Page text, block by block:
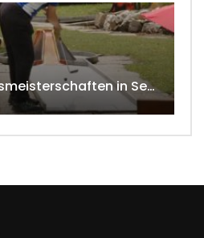
Minigolf Staatsmeisterschaften in Seefeld-Kadolz w4tv174